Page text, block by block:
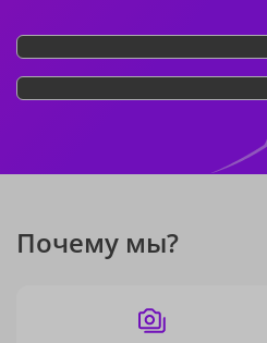
Почему мы?